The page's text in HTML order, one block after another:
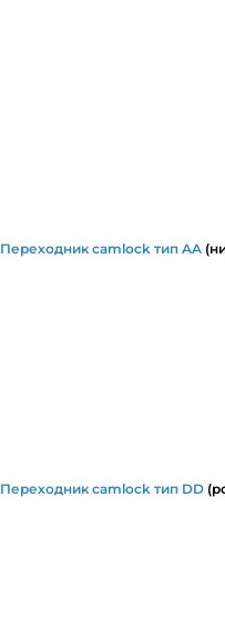
Переходник camlock тип AA
Переходник camlock тип DD